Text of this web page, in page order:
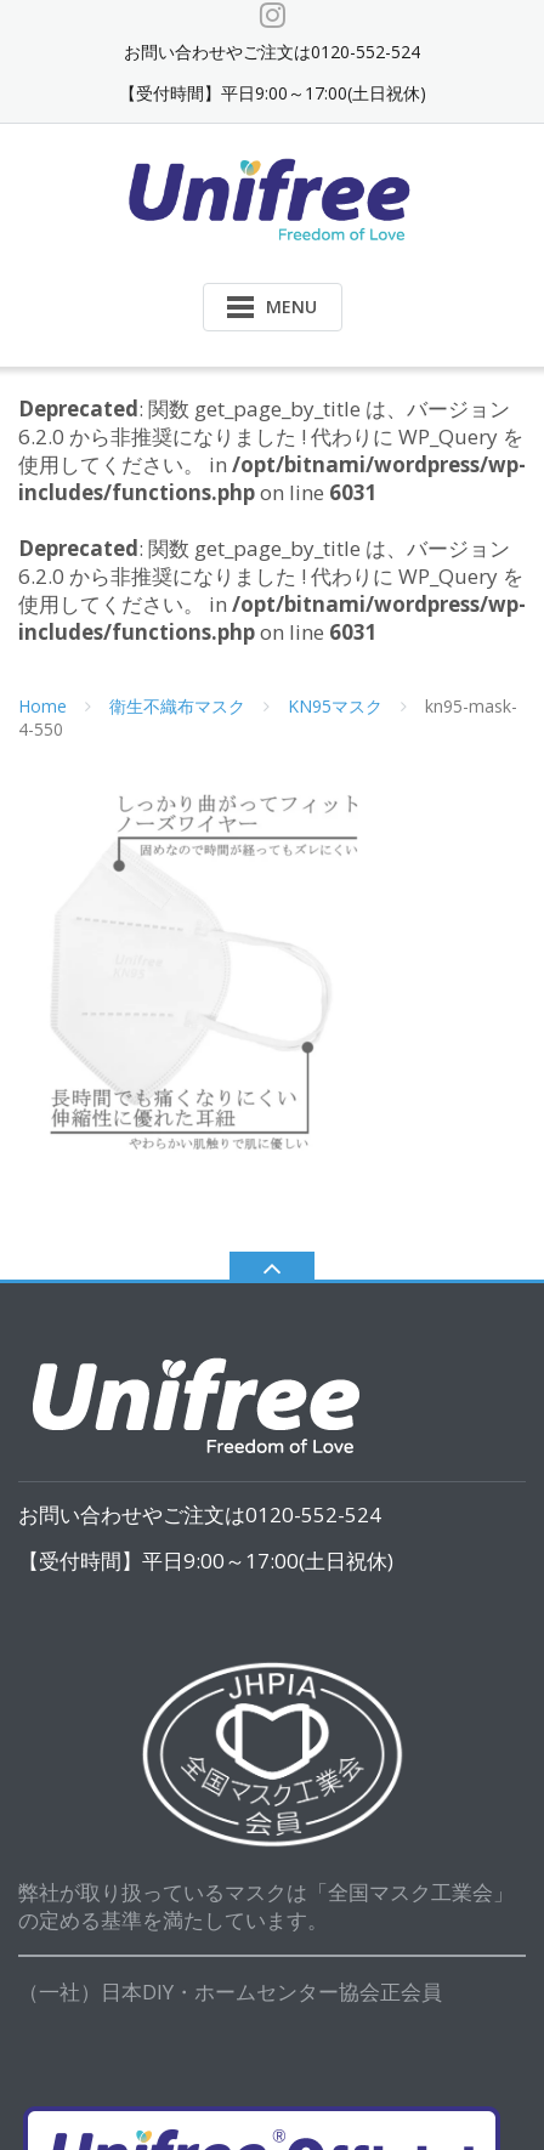
お問い合わせやご注文は0120-552-524
【受付時間】平日9:00～17:00(土日祝休)
MENU
Deprecated: 関数 get_page_by_title は、バージョン
6.2.0 から非推奨になりました ! 代わりに WP_Query を
使用してください。 in /opt/bitnami/wordpress/wp-
includes/functions.phpon line 6031
Deprecated: 関数 get_page_by_title は、バージョン
6.2.0 から非推奨になりました ! 代わりに WP_Query を
使用してください。 in /opt/bitnami/wordpress/wp-
includes/functions.phpon line 6031
Home 衛生不織布マスク KN95マスク
kn95-mask-
4-550
お問い合わせやご注文は0120-552-524
【受付時間】平日9:00～17:00(土日祝休)
弊社が取り扱っているマスクは「全国マスク工業会」
の定める基準を満たしています。
（一社）日本DIY・ホームセンター協会正会員